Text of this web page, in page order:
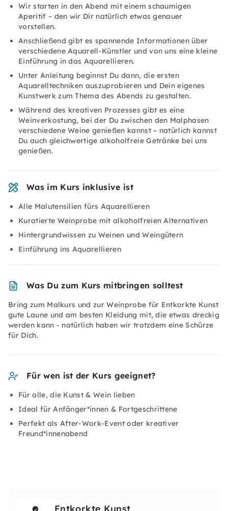
Wir starten in den Abend mit einem schaumigen
Aperitif – den wir Dir natürlich etwas genauer
vorstellen.
Anschließend gibt es spannende Informationen über
verschiedene Aquarell-Künstler und von uns eine kleine
Einführung in das Aquarellieren.
Unter Anleitung beginnst Du dann, die ersten
Aquarelltechniken auszuprobieren und Dein eigenes
Kunstwerk zum Thema des Abends zu gestalten.
Während des kreativen Prozesses gibt es eine
Weinverkostung, bei der Du zwischen den Malphasen
verschiedene Weine genießen kannst – natürlich kannst
Du auch gleichwertige alkoholfreie Getränke bei uns
genießen.
Was im Kurs inklusive ist
Alle Malutensilien fürs Aquarellieren
Kuratierte Weinprobe mit alkoholfreien Alternativen
Hintergrundwissen zu Weinen und Weingütern
Einführung ins Aquarellieren
Was Du zum Kurs mitbringen solltest
Bring zum Malkurs und zur Weinprobe für Entkorkte Kunst
gute Laune und am besten Kleidung mit, die etwas dreckig
werden kann - natürlich haben wir trotzdem eine Schürze
für Dich.
Für wen ist der Kurs geeignet?
Für alle, die Kunst & Wein lieben
Ideal für Anfänger*innen & Fortgeschrittene
Perfekt als After-Work-Event oder kreativer
Freund*innenabend